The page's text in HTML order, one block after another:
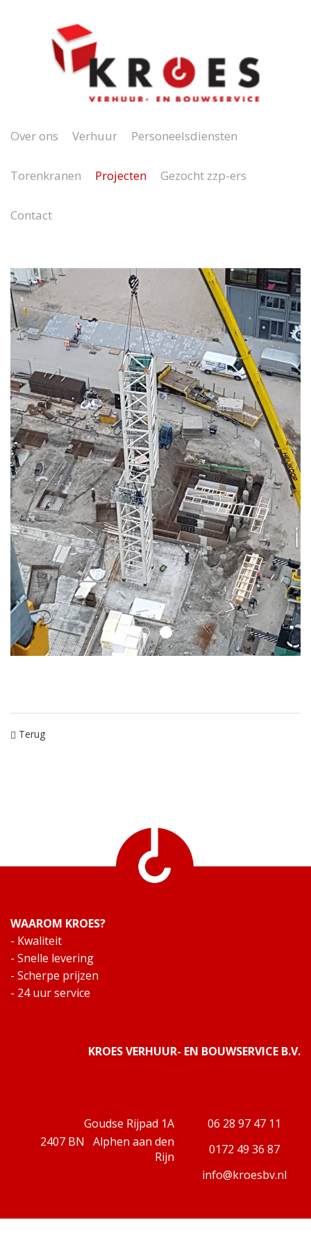
Over ons Verhuur Personeelsdiensten
Torenkranen Projecten Gezocht zzp-ers
Contact
Terug
WAAROM KROES?
- Kwaliteit
- Snelle levering
- Scherpe prijzen
- 24 uur service
KROES VERHUUR- EN BOUWSERVICE B.V.
Goudse Rijpad 1A
06 28 97 47 11
2407 BN Alphen aan den
Rijn
0172 49 36 87
info@kroesbv.nl